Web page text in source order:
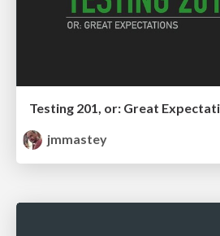
Testing 201, or: Great
jmmastey